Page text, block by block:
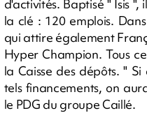
d'activités. Baptisé " Isis
la clé : 120 emplois.
qui attire également
Hyper Champion. Tous
la Caisse des dépôts. "
tels financements, on
le PDG du groupe Caillé.